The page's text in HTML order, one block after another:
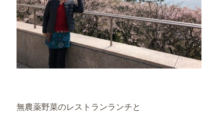
無農薬野菜のレストランランチと